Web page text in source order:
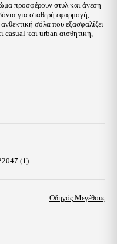
προσφέρουν στυλ και άνεση
για σταθερή εφαρμογή,
σόλα που εξασφαλίζει
casual και urban αισθητική,
Οδηγός Μεγέθους